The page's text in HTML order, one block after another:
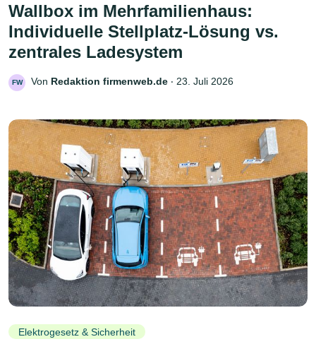
Wallbox im Mehrfamilienhaus:
Individuelle Stellplatz-Lösung vs.
zentrales Ladesystem
FW Von Redaktion firmenweb.de ‧ 23. Juli 2026
Elektrogesetz & Sicherheit